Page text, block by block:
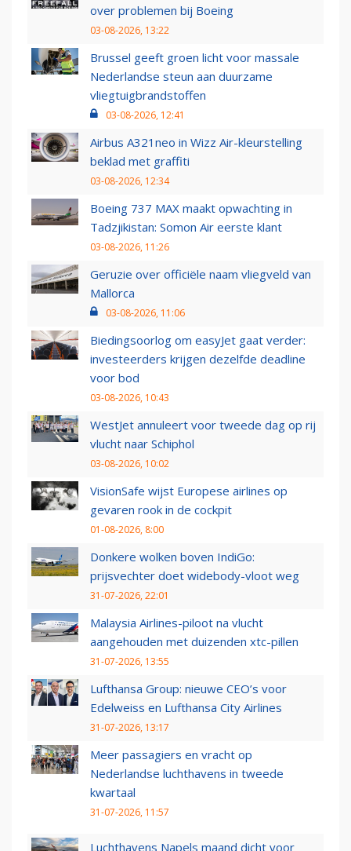
over problemen bij Boeing
03-08-2026, 13:22
Brussel geeft groen licht voor massale
Nederlandse steun aan duurzame
vliegtuigbrandstoffen
03-08-2026, 12:41
Airbus A321neo in Wizz Air-kleurstelling
beklad met graffiti
03-08-2026, 12:34
Boeing 737 MAX maakt opwachting in
Tadzjikistan: Somon Air eerste klant
03-08-2026, 11:26
Geruzie over officiële naam vliegveld van
Mallorca
03-08-2026, 11:06
Biedingsoorlog om easyJet gaat verder:
investeerders krijgen dezelfde deadline
voor bod
03-08-2026, 10:43
WestJet annuleert voor tweede dag op rij
vlucht naar Schiphol
03-08-2026, 10:02
VisionSafe wijst Europese airlines op
gevaren rook in de cockpit
01-08-2026, 8:00
Donkere wolken boven IndiGo:
prijsvechter doet widebody-vloot weg
31-07-2026, 22:01
Malaysia Airlines-piloot na vlucht
aangehouden met duizenden xtc-pillen
31-07-2026, 13:55
Lufthansa Group: nieuwe CEO’s voor
Edelweiss en Lufthansa City Airlines
31-07-2026, 13:17
Meer passagiers en vracht op
Nederlandse luchthavens in tweede
kwartaal
31-07-2026, 11:57
Luchthavens Napels maand dicht voor